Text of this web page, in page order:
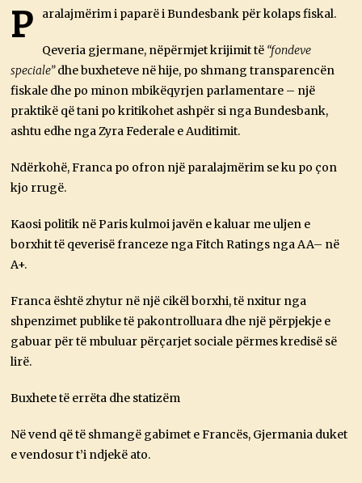
T
A
O
,
2
0
2
P aralajmërim i paparë i Bundesbank për kolaps fiskal.
Qeveria gjermane, nëpërmjet krijimit të “fondeve
speciale”dhe buxheteve në hije, po shmang transparencën
fiskale dhe po minon mbikëqyrjen parlamentare – një
praktikë që tani po kritikohet ashpër si nga Bundesbank,
ashtu edhe nga Zyra Federale e Auditimit.
Ndërkohë, Franca po ofron një paralajmërim se ku po çon
kjo rrugë.
Kaosi politik në Paris kulmoi javën e kaluar me uljen e
borxhit të qeverisë franceze nga Fitch Ratings nga AA– në
A+.
Franca është zhytur në një cikël borxhi, të nxitur nga
shpenzimet publike të pakontrolluara dhe një përpjekje e
gabuar për të mbuluar përçarjet sociale përmes kredisë së
lirë.
Buxhete të errëta dhe statizëm
Në vend që të shmangë gabimet e Francës, Gjermania duket
e vendosur t’i ndjekë ato.